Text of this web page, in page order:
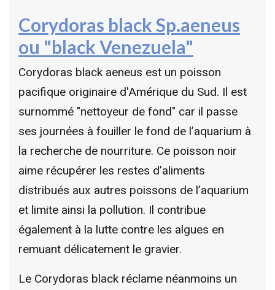
Corydoras black Sp.aeneus
ou "black Venezuela"
Corydoras black aeneus est un poisson
pacifique originaire d'Amérique du Sud. Il est
surnommé "nettoyeur de fond" car il passe
ses journées à fouiller le fond de l’aquarium à
la recherche de nourriture. Ce poisson noir
aime récupérer les restes d’aliments
distribués aux autres poissons de l’aquarium
et limite ainsi la pollution. Il contribue
également à la lutte contre les algues en
remuant délicatement le gravier.
Le Corydoras black réclame néanmoins un